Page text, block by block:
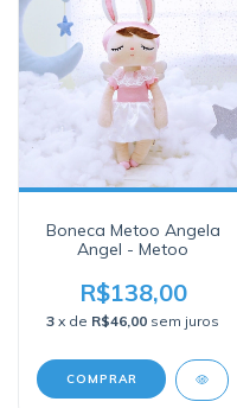
Boneca Metoo Angela
Angel - Metoo
R$138,00
3 x de R$46,00 sem juros
COMPRAR